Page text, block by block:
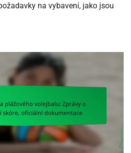
na vybavení, jako jsou